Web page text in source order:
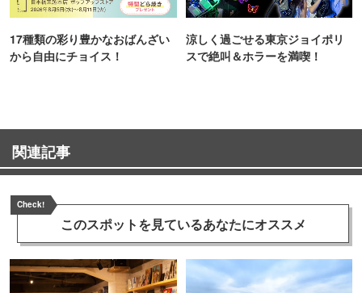
17種類の彩り豊かなおばんざい
から自由にチョイス！
涼しく過ごせる東京ジョイポリ
スで絶叫＆ホラーを満喫！
関連記事
Check!
このスポットを見ているあなたにオススメ